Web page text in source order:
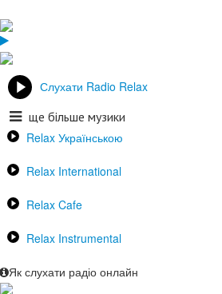
Слухати Radio Relax
ще більше музики
Relax Українською
Relax International
Relax Cafe
Relax Instrumental
Як слухати радіо онлайн